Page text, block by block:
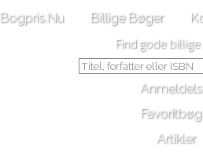
Bogpris.Nu Billige Bøger
Find gode
Artikler